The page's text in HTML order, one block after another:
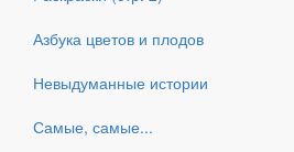
Азбука цветов и плодов
Невыдуманные истории
Самые, самые...